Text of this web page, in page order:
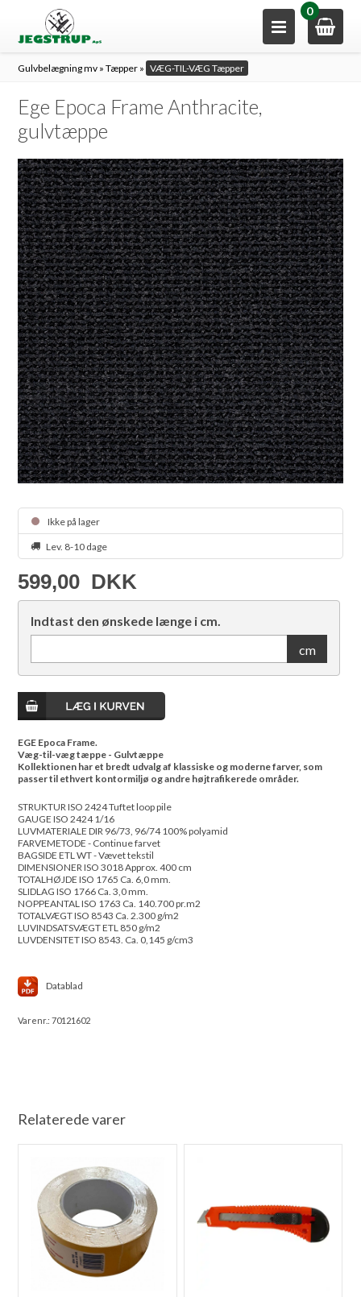
0
Gulvbelægning mv »Tæpper » VÆG-TIL-VÆG Tæpper
Ege Epoca Frame Anthracite,
gulvtæppe
Ikke på lager
Lev. 8-10 dage
599,00 DKK
Indtast den ønskede længe i cm.
cm
EGE Epoca Frame.
Væg-til-væg tæppe - Gulvtæppe
Kollektionen har et bredt udvalg af klassiske og moderne farver, som
passer til ethvert kontormiljø og andre højtrafikerede områder.
STRUKTUR ISO 2424 Tuftet loop pile
GAUGE ISO 2424 1/16
LUVMATERIALE DIR 96/73, 96/74 100% polyamid
FARVEMETODE - Continue farvet
BAGSIDE ETL WT - Vævet tekstil
DIMENSIONER ISO 3018 Approx. 400 cm
TOTALHØJDE ISO 1765 Ca. 6,0 mm.
SLIDLAG ISO 1766 Ca. 3,0 mm.
NOPPEANTAL ISO 1763 Ca. 140.700 pr.m2
TOTALVÆGT ISO 8543 Ca. 2.300 g/m2
LUVINDSATSVÆGT ETL 850 g/m2
LUVDENSITET ISO 8543. Ca. 0,145 g/cm3
Datablad
Varenr.:70121602
Relaterede varer